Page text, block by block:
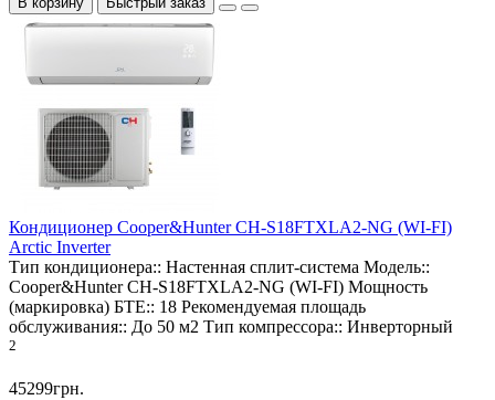
Кондиционер Cooper&Hunter CH-S18FTXLA2-NG (WI-FI)
Arctic Inverter
Тип кондиционера:: Настенная сплит-система Модель::
Cooper&Hunter CH-S18FTXLA2-NG (WI-FI) Мощность
(маркировка) БТЕ:: 18 Рекомендуемая площадь
обслуживания:: До 50 м2 Тип компрессора:: Инверторный
2
45299грн.